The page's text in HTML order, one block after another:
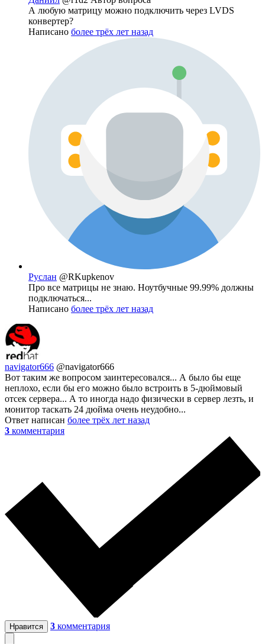
А любую матрицу можно подключить через LVDS
конвертер?
Написано более трёх лет назад
Руслан @RKupkenov
Про все матрицы не знаю. Ноутбучные 99.99% должны
подключаться...
Написано более трёх лет назад
navigator666 @navigator666
Вот таким же вопросом заинтересовался... А было бы еще
неплохо, если бы его можно было встроить в 5-дюймовый
отсек сервера... А то иногда надо физически в сервер лезть, и
монитор таскать 24 дюйма очень неудобно...
Ответ написан более трёх лет назад
3 комментария
Нравится 3 комментария